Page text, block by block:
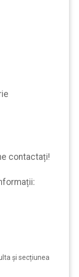
contactați!
şi secțiunea